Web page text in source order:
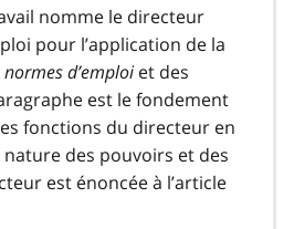
nomme le directeur
pour l’application de la
d’emploiet des
est le fondement
fonctions du directeur en
nature des pouvoirs et des
est énoncée à l’article